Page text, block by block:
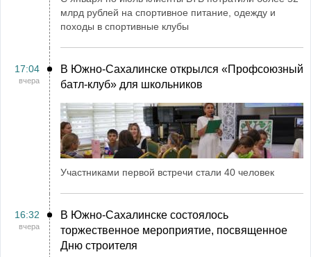
млрд рублей на спортивное питание, одежду и
походы в спортивные клубы
17:04
вчера
В Южно-Сахалинске открылся «Профсоюзный
батл-клуб» для школьников
Участниками первой встречи стали 40 человек
16:32
вчера
В Южно-Сахалинске состоялось
торжественное мероприятие, посвященное
Дню строителя